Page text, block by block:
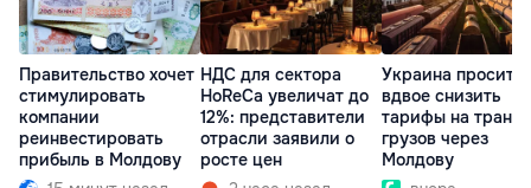
Правительство хочет
стимулировать
компании
реинвестировать
прибыль в Молдову
НДС для сектора
HoReCa увеличат до
12%: представители
отрасли заявили о
росте цен
Украина просит
вдвое снизить
тарифы на
грузов через
Молдову